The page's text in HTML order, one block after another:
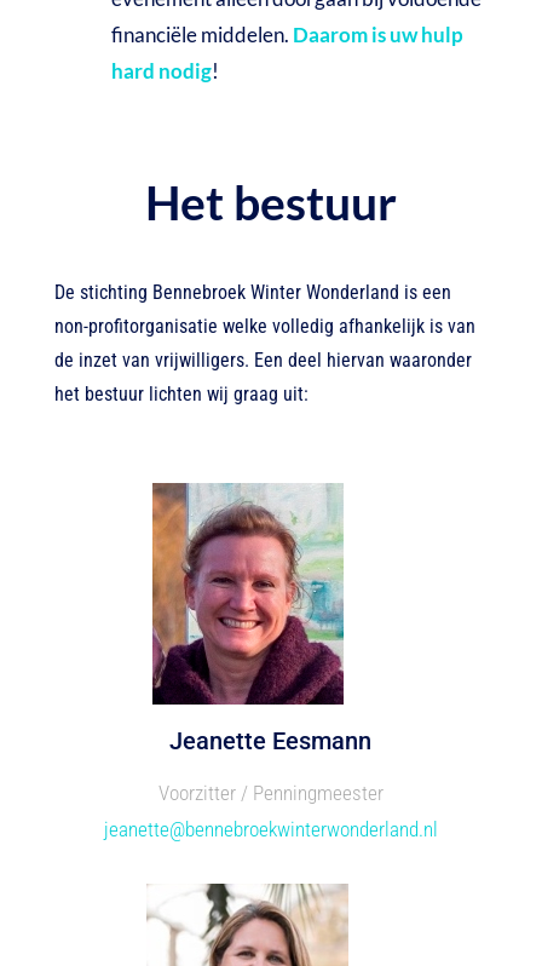
financiële middelen. Daarom is uw hulp
hard nodig!
Het bestuur
De stichting Bennebroek Winter Wonderland is een
non-profitorganisatie welke volledig afhankelijk is van
de inzet van vrijwilligers. Een deel hiervan waaronder
het bestuur lichten wij graag uit:
Jeanette Eesmann
Voorzitter / Penningmeester
jeanette@bennebroekwinterwonderland.nl